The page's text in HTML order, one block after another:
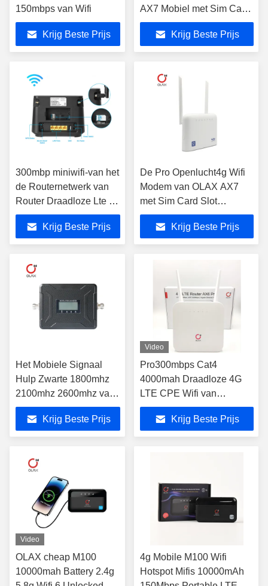
150mbps van Wifi
Krijg Beste Prijs
AX7 Mobiel met Sim Card
Slot
Krijg Beste Prijs
300mbp miniwifi-van het
de Routernetwerk van
Router Draadloze Lte 4g
de Modemcat4 CPE
Krijg Beste Prijs
De Pro Openlucht4g Wifi
Modem van OLAX AX7
met Sim Card Slot
5000mah 300mbps
Krijg Beste Prijs
Het Mobiele Signaal
Hulp Zwarte 1800mhz
2100mhz 2600mhz van
OLAX WR01 4G LTE
Krijg Beste Prijs
Video
Pro300mbps Cat4
4000mah Draadloze 4G
LTE CPE Wifi van
huisolax Ax6 Router
Krijg Beste Prijs
Video
OLAX cheap M100
10000mah Battery 2.4g
4g Mobile M100 Wifi
Hotspot Mifis 10000mAh